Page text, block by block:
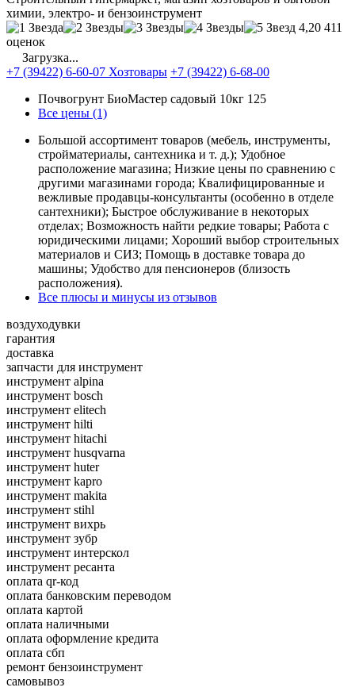
химии, электро- и бензоинструмент
4,20 411
оценок
Загрузка...
+7 (39422) 6-60-07 Хозтовары +7 (39422) 6-68-00
Почвогрунт БиоМастер садовый 10кг 125
Все цены (1)
Большой ассортимент товаров (мебель, инструменты,
стройматериалы, сантехника и т. д.); Удобное
расположение магазина; Низкие цены по сравнению с
другими магазинами города; Квалифицированные и
вежливые продавцы-консультанты (особенно в отделе
сантехники); Быстрое обслуживание в некоторых
отделах; Возможность найти редкие товары; Работа с
юридическими лицами; Хороший выбор строительных
материалов и СИЗ; Помощь в доставке товара до
машины; Удобство для пенсионеров (близость
расположения).
Все плюсы и минусы из отзывов
воздуходувки
гарантия
доставка
запчасти для инструмент
инструмент alpina
инструмент bosch
инструмент elitech
инструмент hilti
инструмент hitachi
инструмент husqvarna
инструмент huter
инструмент kapro
инструмент makita
инструмент stihl
инструмент вихрь
инструмент зубр
инструмент интерскол
инструмент ресанта
оплата qr-код
оплата банковским переводом
оплата картой
оплата наличными
оплата оформление кредита
оплата сбп
ремонт бензоинструмент
самовывоз